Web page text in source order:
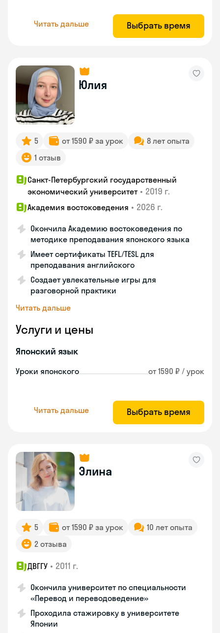
Читать дальше Выбрать время
Юлия
5 от 1590 ₽ за урок
8 лет опыта
1 отзыв
Санкт-Петербургский государственный
экономический университет • 2019 г.
Академия востоковедения • 2026 г.
Окончила Академию востоковедения по
методике преподавания японского языка
Имеет сертификаты TEFL/TESL для
преподавания английского
Создает увлекательные игры для
разговорной практики
Читать дальше
Услуги и цены
Японский язык
Уроки японского от 1590 ₽ / урок
Читать дальше Выбрать время
Элина
5 от 1590 ₽ за урок
10 лет опыта
2 отзыва
ДВГГУ • 2011 г.
Окончила университет по специальности
«Перевод и переводоведение»
Проходила стажировку в университете
Японии